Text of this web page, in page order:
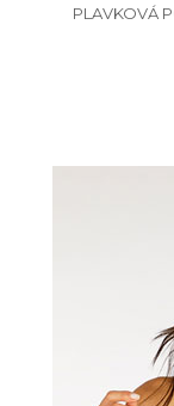
PLAVKOVÁ